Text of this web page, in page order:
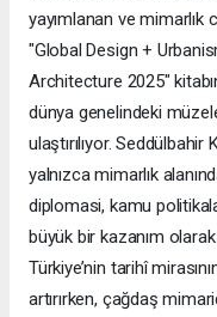
yayımlanan ve mimarlık
"Global Design +
Architecture 2025"
dünya genelindeki
ulaştırılıyor.
yalnızca mimarlık
diplomasi, kamu
büyük bir kazanım
Türkiye’nin tarihî
artırırken, çağdaş